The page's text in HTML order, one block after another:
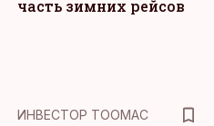
часть зимних рейсов
ИНВЕСТОР ТООМАС